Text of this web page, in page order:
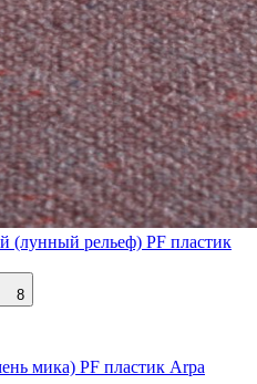
(лунный рельеф) PF пластик
8